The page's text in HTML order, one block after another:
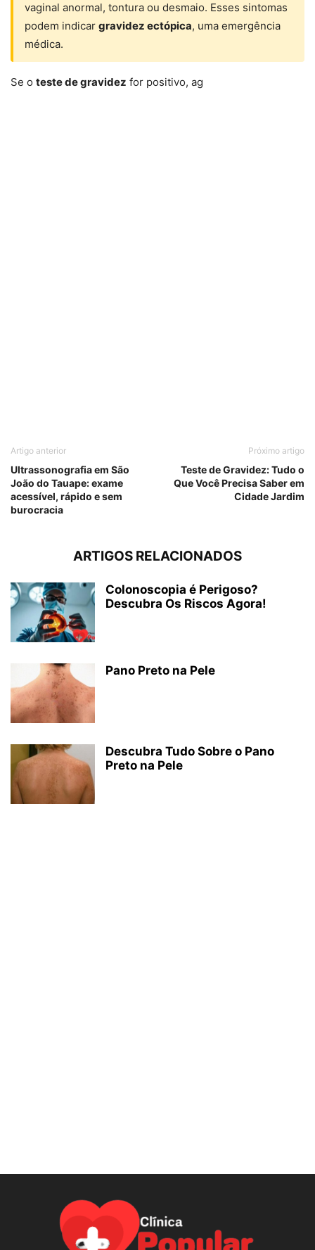
vaginal anormal, tontura ou desmaio. Esses sintomas
podem indicar gravidez ectópica, uma emergência
médica.
Se o teste de gravidez for positivo, ag
Artigo anterior
Ultrassonografia em São
João do Tauape: exame
acessível, rápido e sem
burocracia
Próximo artigo
Teste de Gravidez: Tudo o
Que Você Precisa Saber em
Cidade Jardim
ARTIGOS RELACIONADOS
Colonoscopia é Perigoso?
Descubra Os Riscos Agora!
Pano Preto na Pele
Descubra Tudo Sobre o Pano
Preto na Pele